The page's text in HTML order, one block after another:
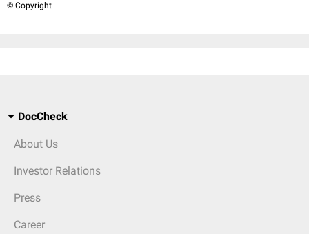
© Copyright
DocCheck
About Us
Investor Relations
Press
Career